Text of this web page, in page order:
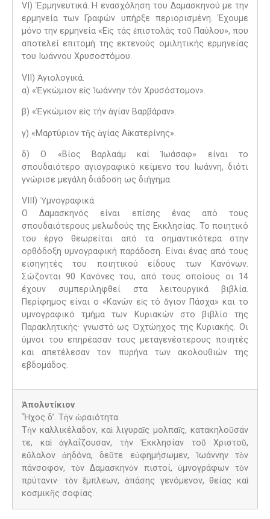
VI) Ἑρμηνευτικά. Η ενασχόληση του Δαμασκηνού με την
ερμηνεία των Γραφών υπήρξε περιορισμένη. Έχουμε
μόνο την ερμηνεία «Εἰς τάς ἐπιστολάς τοῦ Παύλου», που
αποτελεί επιτομή της εκτενούς ομιλητικής ερμηνείας
του Ιωάννου Χρυσοστόμου.
VII) Ἁγιολογικά.
α) «Ἐγκώμιον εἰς Ἰωάννην τόν Χρυσόστομον».
β) «Ἐγκώμιον εἰς τήν ἁγίαν Βαρβάραν».
γ) «Μαρτύριον τῆς ἁγίας Αἰκατερίνης».
δ) Ο «Βίος Βαρλαάμ καί Ἰωάσαφ» είναι το
σπουδαιότερο αγιογραφικό κείμενο του Ιωάννη, διότι
γνώρισε μεγάλη διάδοση ως διήγημα.
VIII) Ὑμνογραφικά.
Ο Δαμασκηνός είναι επίσης ένας από τους
σπουδαιότερους μελωδούς της Εκκλησίας. Το ποιητικό
του έργο θεωρείται από τα σημαντικότερα στην
ορθόδοξη υμνογραφική παράδοση. Είναι ένας από τους
εισηγητές του ποιητικού είδους των Κανόνων.
Σώζονται 90 Κανόνες του, από τους οποίους οι 14
έχουν συμπεριληφθεί στα λειτουργικά βιβλία.
Περίφημος είναι ο «Κανών εἰς τό ἅγιον Πάσχα» και το
υμνογραφικό τμήμα των Κυριακών στο βιβλίο της
Παρακλητικής· γνωστό ως Ὀχτώηχος της Κυριακής. Οι
ύμνοι του επηρέασαν τους μεταγενέστερους ποιητές
και απετέλεσαν τον πυρήνα των ακολουθιών της
εβδομάδος.
Ἀπολυτίκιον
Ἦχος δ’. Τὴν ὡραιότητα.
Τὴν καλλικέλαδον, καὶ λιγυραῖς μολπαῖς, κατακηλοῦσάν
τε, καὶ ἀγλαΐζουσαν, τὴν Ἐκκλησίαν τοῦ Χριστοῦ,
εὔλαλον ἀηδόνα, δεῦτε εὐφημήσωμεν, Ἰωάννην τὸν
πάνσοφον, τὸν Δαμασκηνὸν πιστοί, ὑμνογράφων τὸν
πρύτανιν· τὸν ἔμπλεων, ἁπάσης γενόμενον, θείας καὶ
κοσμικῆς σοφίας.